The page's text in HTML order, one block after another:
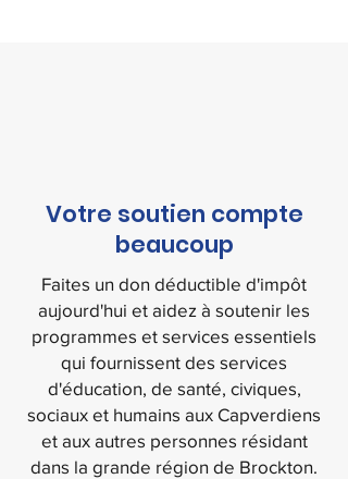
Votre soutien compte
beaucoup
Faites un don déductible d'impôt
aujourd'hui et aidez à soutenir les
programmes et services essentiels
qui fournissent des services
d'éducation, de santé, civiques,
sociaux et humains aux Capverdiens
et aux autres personnes résidant
dans la grande région de Brockton.